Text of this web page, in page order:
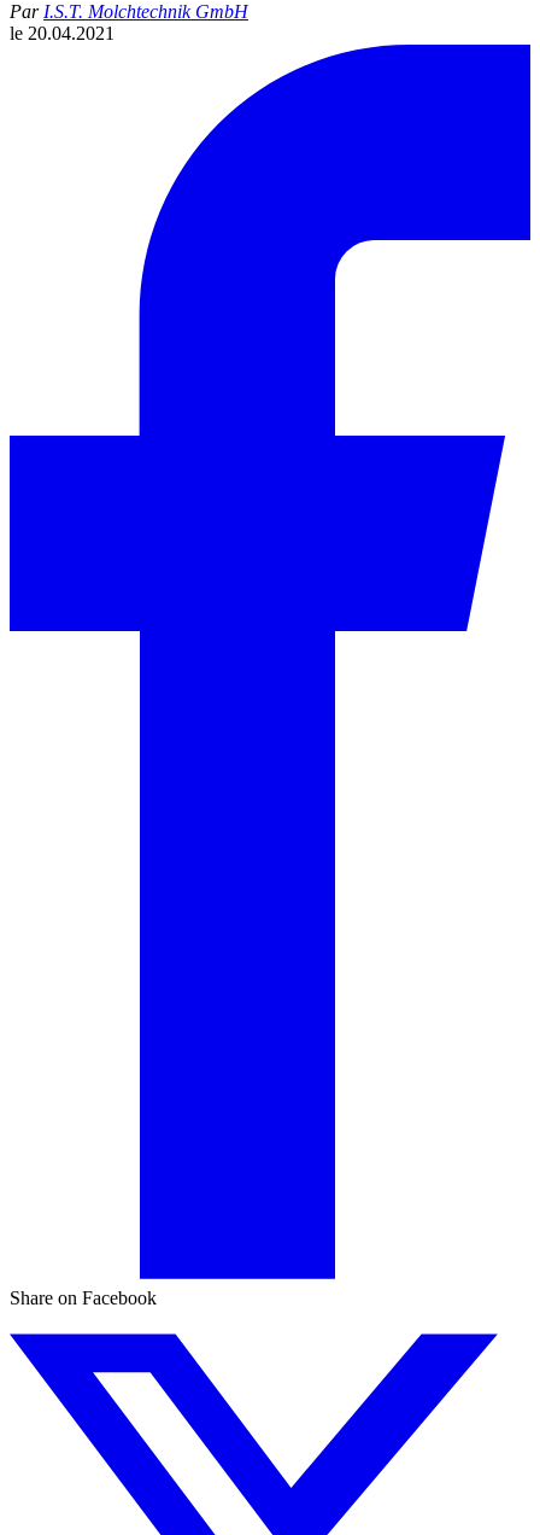
Par I.S.T. Molchtechnik GmbH
le 20.04.2021
Share on Facebook